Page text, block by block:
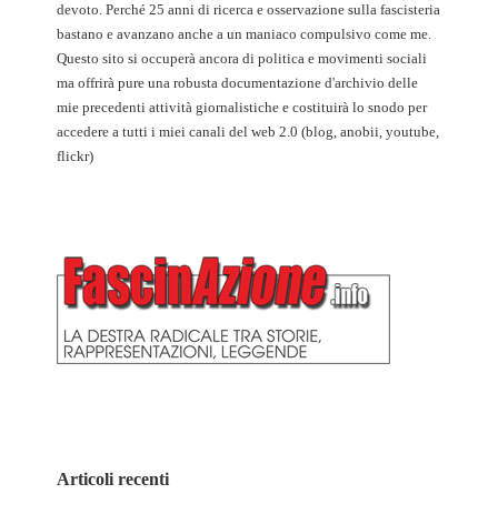
devoto. Perché 25 anni di ricerca e osservazione sulla fascisteria
bastano e avanzano anche a un maniaco compulsivo come me.
Questo sito si occuperà ancora di politica e movimenti sociali
ma offrirà pure una robusta documentazione d'archivio delle
mie precedenti attività giornalistiche e costituirà lo snodo per
accedere a tutti i miei canali del web 2.0 (blog, anobii, youtube,
flickr)
Articoli recenti